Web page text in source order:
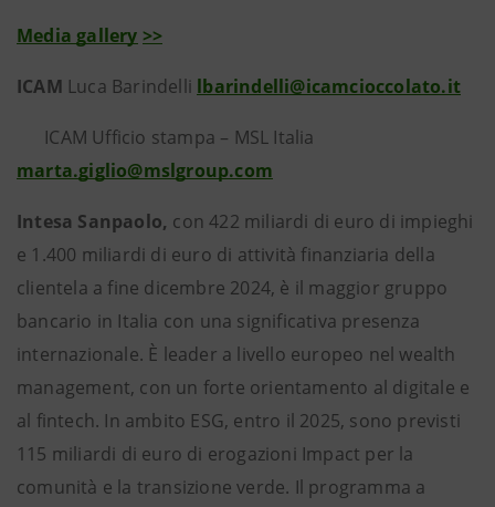
Media gallery >>
ICAM Luca Barindelli lbarindelli@icamcioccolato.it
ICAM Ufficio stampa – MSL Italia
marta.giglio@mslgroup.com
Intesa Sanpaolo, con 422 miliardi di euro di impieghi
e 1.400 miliardi di euro di attività finanziaria della
clientela a fine dicembre 2024, è il maggior gruppo
bancario in Italia con una significativa presenza
internazionale. È leader a livello europeo nel wealth
management, con un forte orientamento al digitale e
al fintech. In ambito ESG, entro il 2025, sono previsti
115 miliardi di euro di erogazioni Impact per la
comunità e la transizione verde. Il programma a